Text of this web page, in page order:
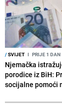
/SVIJET I PRIJE 1 DAN
Njemačka
porodice iz BiH:
socijalne pomoći